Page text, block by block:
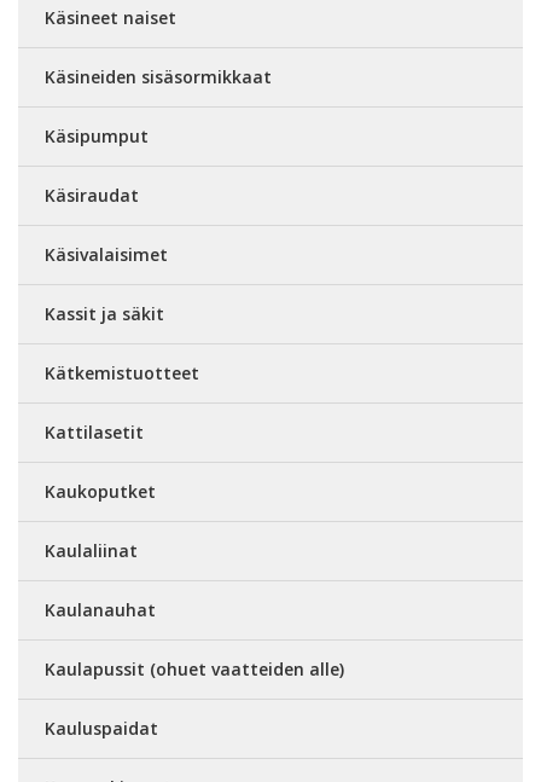
Käsineet naiset
Käsineiden sisäsormikkaat
Käsipumput
Käsiraudat
Käsivalaisimet
Kassit ja säkit
Kätkemistuotteet
Kattilasetit
Kaukoputket
Kaulaliinat
Kaulanauhat
Kaulapussit (ohuet vaatteiden alle)
Kauluspaidat